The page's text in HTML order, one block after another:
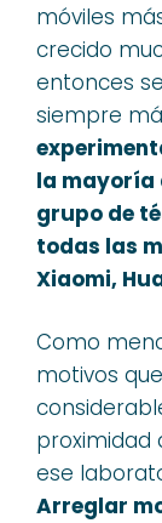
móviles
crecido
entonces
siempre
la mayoría
grupo de
todas las
Xiaomi,
Como
motivos
proximidad
ese
Arreglar